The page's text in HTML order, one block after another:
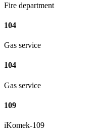
Fire department
104
Gas service
104
Gas service
109
iKomek-109